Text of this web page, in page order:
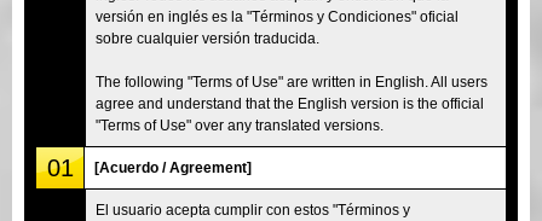
Tokyo Asakusa Osaka
versión en inglés es la "Términos y Condiciones" oficial
sobre cualquier versión traducida.
The following "Terms of Use" are written in English. All users
agree and understand that the English version is the official
"Terms of Use" over any translated versions.
01 [Acuerdo / Agreement]
El usuario acepta cumplir con estos "Términos y